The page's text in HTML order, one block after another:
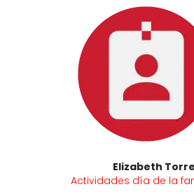
Elizabeth
Actividades día de la